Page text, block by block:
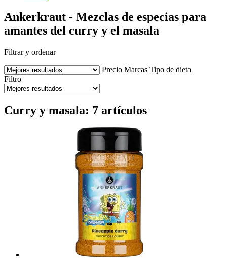
Ankerkraut - Mezclas de especias para
amantes del curry y el masala
Filtrar y ordenar
Precio Marcas Tipo de dieta
Filtro
Curry y masala: 7 artículos